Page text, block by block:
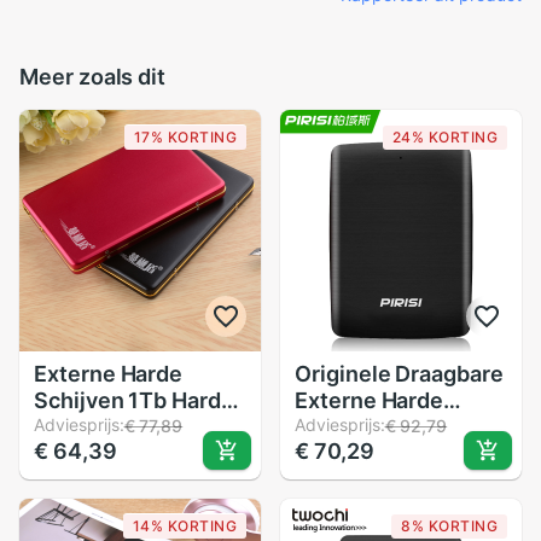
Meer zoals dit
17% KORTING
Externe Harde
Schijven 1Tb Harde
Schijf USB2.0 Disco
Duro Externo
Opslag Apparaten
Laptop Desktop Hd
Externo 160Gb Hdd
Adviesprijs:€ 77,89
€ 64,39
24% KORTING
Originele Draagbare
Externe Harde
Schijf Disco Duro
Externo 500 Gb
High Speed USB3.0
Externe Opslag
Schijf Hdd Voor Pc/
Adviesprijs:€ 92,79
€ 70,29
14% KORTING 8% KORTING